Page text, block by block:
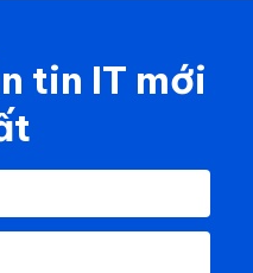
tin IT mới